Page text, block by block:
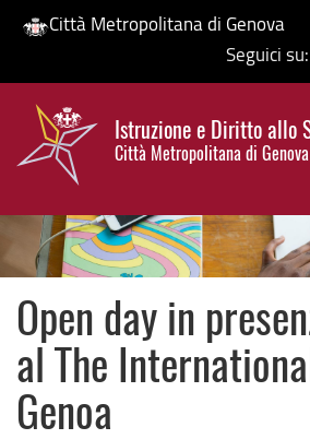
Salta
contenuto
principale
Città Metropolitana di Genova
Seguici su:
Istruzione e Diritto allo
Città Metropolitana di Genova
HP banner
Open day in
al The
Genoa